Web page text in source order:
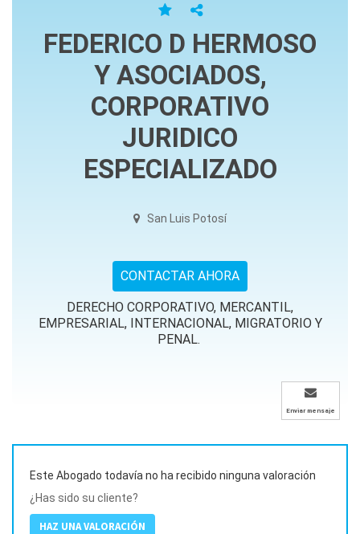
FEDERICO D HERMOSO
Y ASOCIADOS,
CORPORATIVO
JURIDICO
ESPECIALIZADO
San Luis Potosí
CONTACTAR AHORA
DERECHO CORPORATIVO, MERCANTIL,
EMPRESARIAL, INTERNACIONAL, MIGRATORIO Y
PENAL.
Enviar mensaje
Este Abogado todavía no ha recibido ninguna valoración
¿Has sido su cliente?
HAZ UNA VALORACIÓN